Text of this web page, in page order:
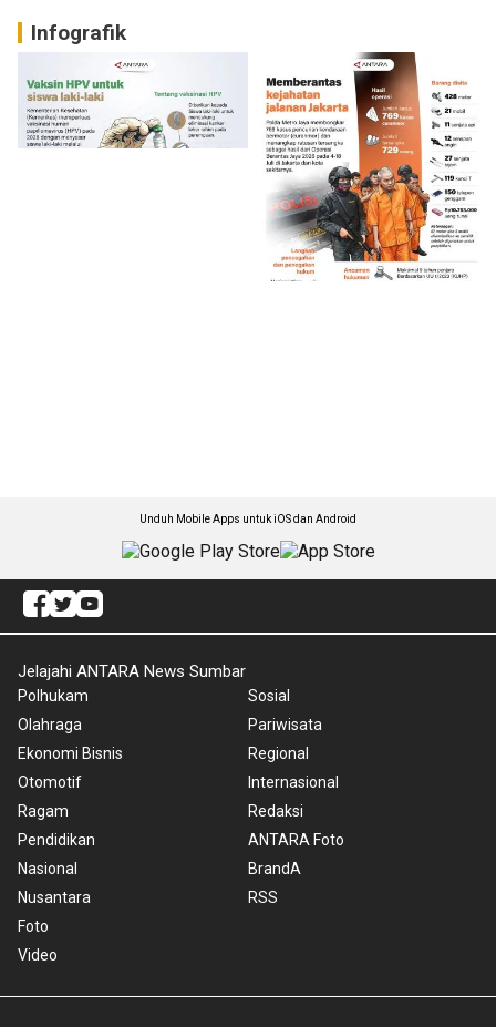
Infografik
Unduh Mobile Apps untuk iOS dan Android
Jelajahi ANTARA News Sumbar
Polhukam
Olahraga
Ekonomi Bisnis
Otomotif
Ragam
Pendidikan
Nasional
Nusantara
Foto
Video
Sosial
Pariwisata
Regional
Internasional
Redaksi
ANTARA Foto
BrandA
RSS